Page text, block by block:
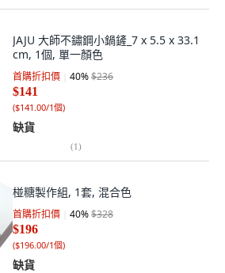
JAJU 大師不鏽鋼小鍋鏟_7 x 5.5 x 33.1
cm, 1個, 單一顏色
首購折扣價 40%$236
$141
($141.00/1個)
缺貨
(1)
椪糖製作組, 1套, 混合色
首購折扣價 40%$328
$196
($196.00/1個)
缺貨